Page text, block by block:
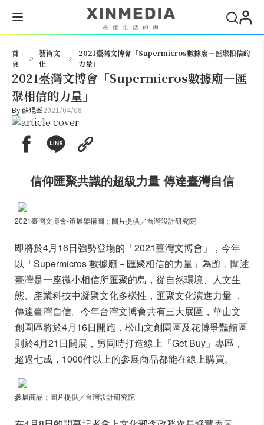
首
頁
>
藝術文
化
>
2021臺灣文博會「Supermicros數據廟—匯聚相信的
力量」
2021臺灣文博會「Supermicros數據廟—匯
聚相信的力量」
By蘇琨峯2021/04/08
信仰匯聚共識的超級力量 傳達臺灣自信
2021臺灣文博會-策展架構圖；圖片提供／台灣設計研究院
即將於4月16日強勢登場的「2021臺灣文博會」，今年
以「Supermicros 數據廟－匯聚相信的力量」為題，闡述
臺灣是一座微小相信所匯聚的島，從自然環境、人文生
態、產業科技中凝聚文化多樣性，匯聚文化演進力量 ，
傳達臺灣自信。今年台灣文博會共有三大展區，華山文
創園區將於4月16日開跑，松山文創園區及花博爭豔館區
則於4月21日開展，另同時打造線上「Get Buy」專區，
超過七成，1000件以上的參展商品都能在線上購買。
參展商品；圖片提供／台灣設計研究院